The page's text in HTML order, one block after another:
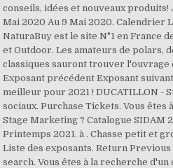
conseils, idées et nouveaux produits!
Mai 2020 Au 9 Mai 2020. Calendrier
NaturaBuy est le site N°1 en France
et Outdoor. Les amateurs de polars,
classiques sauront trouver l'ouvrage
Exposant précédent Exposant
meilleur pour 2021 ! DUCATILLON -
sociaux. Purchase Tickets. Vous êtes
Stage Marketing ? Catalogue SIDAM
Printemps 2021. à . Chasse petit et
Liste des exposants. Return
search. Vous êtes à la recherche d'un